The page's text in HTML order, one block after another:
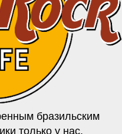
бразильским
только у нас.